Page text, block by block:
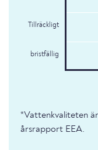
Tillräckligt
bristfällig
*Vattenkvaliteten
årsrapport EEA.